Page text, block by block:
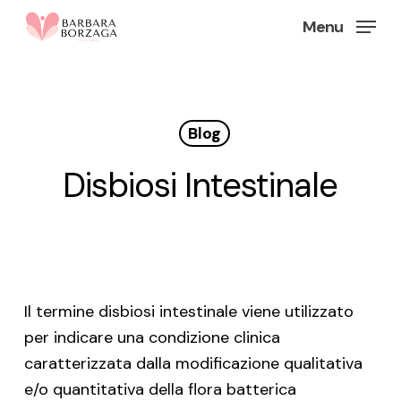
Skip
Menu
Blog
Disbiosi Intestinale
Il termine disbiosi intestinale viene utilizzato
per indicare una condizione clinica
caratterizzata dalla modificazione qualitativa
e/o quantitativa della flora batterica